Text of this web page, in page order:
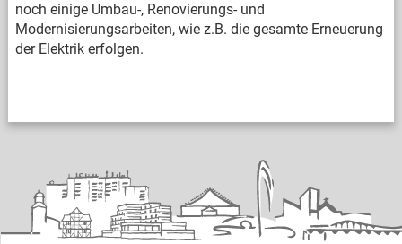
noch einige Umbau-, Renovierungs- und
Modernisierungsarbeiten, wie z.B. die gesamte Erneuerung
der Elektrik erfolgen.